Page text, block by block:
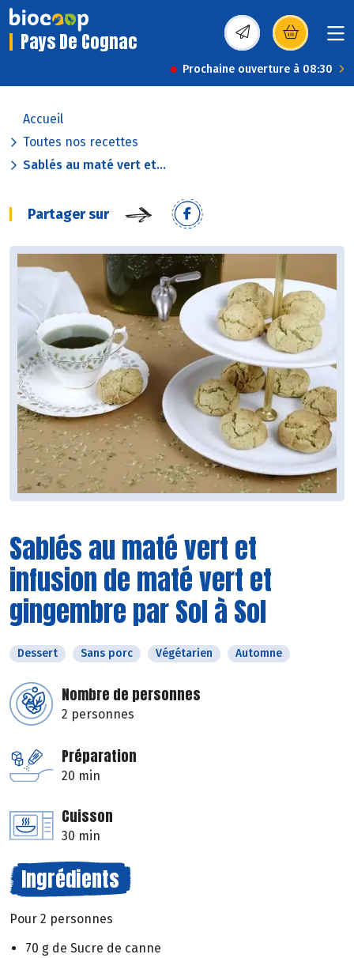
Pays De Cognac (s’ouvre dans une
Prochaine ouverture à 08:30
Accueil
Toutes nos recettes
Sablés au maté vert et...
Partager sur
Sablés au maté vert et
infusion de maté vert et
gingembre par Sol à Sol
Dessert Sans porc Végétarien Automne
Nombre de personnes
2 personnes
Préparation
20 min
Cuisson
30 min
Ingrédients
Pour 2 personnes
70 g de Sucre de canne